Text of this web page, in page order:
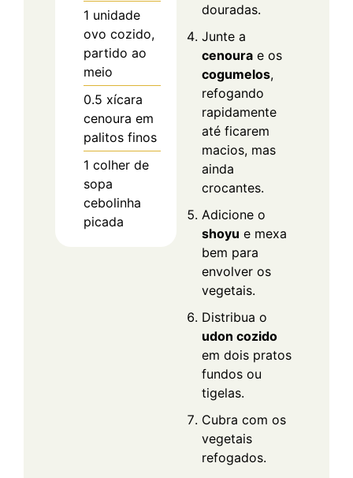
1 unidade
ovo cozido,
partido ao
meio
0.5 xícara
cenoura em
palitos finos
1 colher de
sopa
cebolinha
picada
douradas.
Junte a
cenoura e os
cogumelos,
refogando
rapidamente
até ficarem
macios, mas
ainda
crocantes.
Adicione o
shoyu e mexa
bem para
envolver os
vegetais.
Distribua o
udon cozido
em dois pratos
fundos ou
tigelas.
Cubra com os
vegetais
refogados.